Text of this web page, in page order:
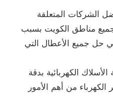
الشركات المتعلقة
جميع مناطق الكويت بسبب
في حل جميع الأعطال التي
الكهربائية بدقة
الكهرباء من أهم الأمور